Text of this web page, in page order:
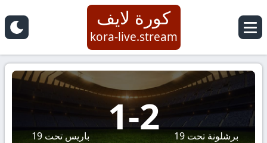
كورة لايف
kora-live.stream
برشلونة تحت 19 2
-
1 باريس تحت 19